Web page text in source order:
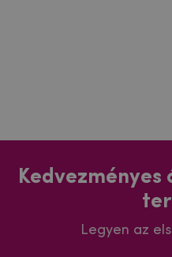
Kedvezményes
Legyen az